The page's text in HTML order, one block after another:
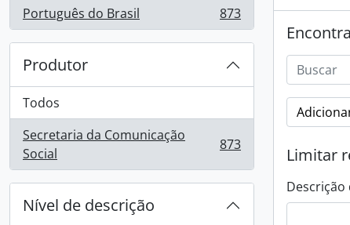
Português do Brasil
, 873 resultados 873
Produtor
Todos
Secretaria da Comunicação
Social
, 873 resultados 873
Nível de descrição
Limitar